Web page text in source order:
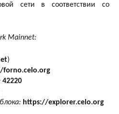
сети в соответствии со
Mainnet:
)
forno.celo.org
42220
https://explorer.celo.org